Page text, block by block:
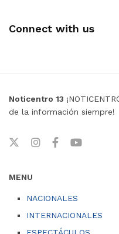
Connect with us
Noticentro 13
de la información siempre!
MENU
NACIONALES
INTERNACIONALES
ESPECTÁCULOS